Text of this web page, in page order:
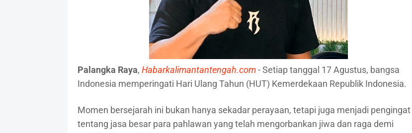
Palangka Raya, Habarkalimantantengah.com- Setiap tanggal 17 Agustus, bangsa
Indonesia memperingati Hari Ulang Tahun (HUT) Kemerdekaan Republik Indonesia.
Momen bersejarah ini bukan hanya sekadar perayaan, tetapi juga menjadi pengingat
tentang jasa besar para pahlawan yang telah mengorbankan jiwa dan raga demi